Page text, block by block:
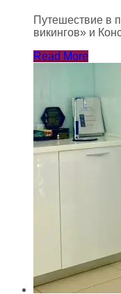
Путешествие в
викингов» и
Read More